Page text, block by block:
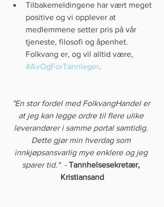
Tilbakemeldingene har vært meget
positive og vi opplever at
medlemmene setter pris på vår
tjeneste, filosofi og åpenhet.
Folkvang er, og vil alltid være,
#AvOgForTannleger.
"En stor fordel med FolkvangHandel er
at jeg kan legge ordre til flere ulike
leverandører i samme portal samtidig.
Dette gjør min hverdag som
innkjøpsansvarlig mye enklere og jeg
sparer tid."  - Tannhelsesekretær,
Kristiansand